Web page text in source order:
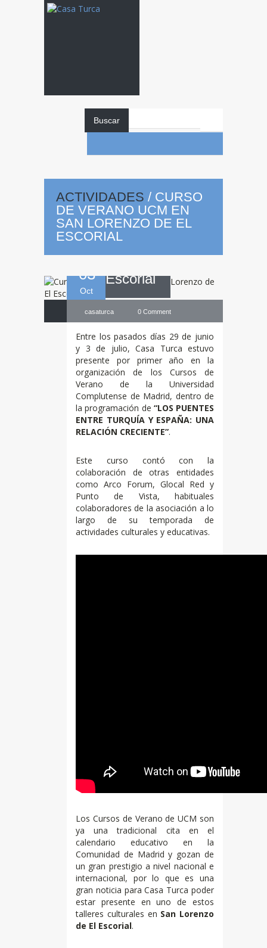
Buscar
ACTIVIDADES / CURSO
DE VERANO UCM EN
SAN LORENZO DE EL
ESCORIAL
03
Oct
Cursode
Verano UCM en
San Lorenzo de El
Escorial
casaturca 0 Comment
Entre los pasados días 29 de junio
y 3 de julio, Casa Turca estuvo
presente por primer año en la
organización de los Cursos de
Verano de la Universidad
Complutense de Madrid, dentro de
la programación de “LOS PUENTES
ENTRE TURQUÍA Y ESPAÑA: UNA
RELACIÓN CRECIENTE”.
Este curso contó con la
colaboración de otras entidades
como Arco Forum, Glocal Red y
Punto de Vista, habituales
colaboradores de la asociación a lo
largo de su temporada de
actividades culturales y educativas.
Los Cursos de Verano de UCM son
ya una tradicional cita en el
calendario educativo en la
Comunidad de Madrid y gozan de
un gran prestigio a nivel nacional e
internacional, por lo que es una
gran noticia para Casa Turca poder
estar presente en uno de estos
talleres culturales en San Lorenzo
de El Escorial.